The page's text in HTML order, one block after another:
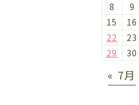
8
9
15
16
22
23
29
30
« 7月